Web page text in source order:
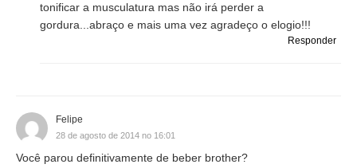
tonificar a musculatura mas não irá perder a
gordura...abraço e mais uma vez agradeço o elogio!!!
Responder
Felipe
28 de agosto de 2014 no 16:01
Você parou definitivamente de beber brother?